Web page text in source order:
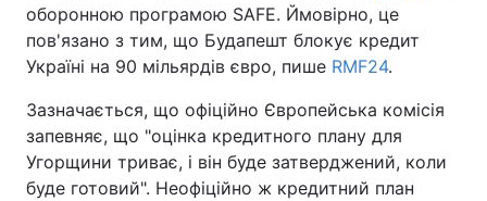
оборонною програмою SAFE. Ймовірно, це
пов'язано з тим, що Будапешт блокує кредит
Україні на 90 мільярдів євро, пише RMF24.
Зазначається, що офіційно Європейська комісія
запевняє, що "оцінка кредитного плану для
Угорщини триває, і він буде затверджений, коли
буде готовий". Неофіційно ж кредитний план